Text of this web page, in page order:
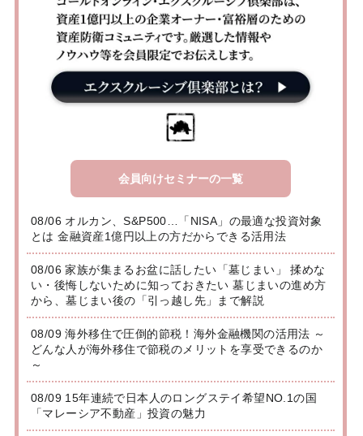
会員向けセミナーの一覧
08/06 オルカン、S&P500…「NISA」の最適な投資対象
とは 金融資産1億円以上の方だからできる活用法
08/06 家族が集まるお盆に話したい「墓じまい」 揉めな
い・後悔しないために知っておきたい 墓じまいの進め方
から、墓じまい後の「引っ越し先」まで解説
08/09 海外移住で圧倒的節税！海外金融機関の活用法 ～
どんな人が海外移住で節税のメリットを享受できるのか
～
08/09 15年連続で日本人のロングステイ希望NO.1の国
「マレーシア不動産」投資の魅力